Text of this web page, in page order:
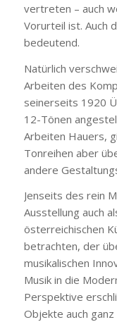
vertreten – auch
Vorurteil ist. Auch
bedeutend.
Natürlich
Arbeiten des
seinerseits 1920
12-Tönen
Arbeiten Hauers,
Tonreihen aber
andere
Jenseits des rein
Ausstellung auch
österreichischen
betrachten, der
musikalischen
Musik in die
Perspektive
Objekte auch